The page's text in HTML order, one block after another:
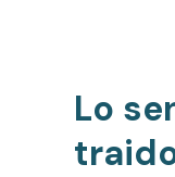
Lo